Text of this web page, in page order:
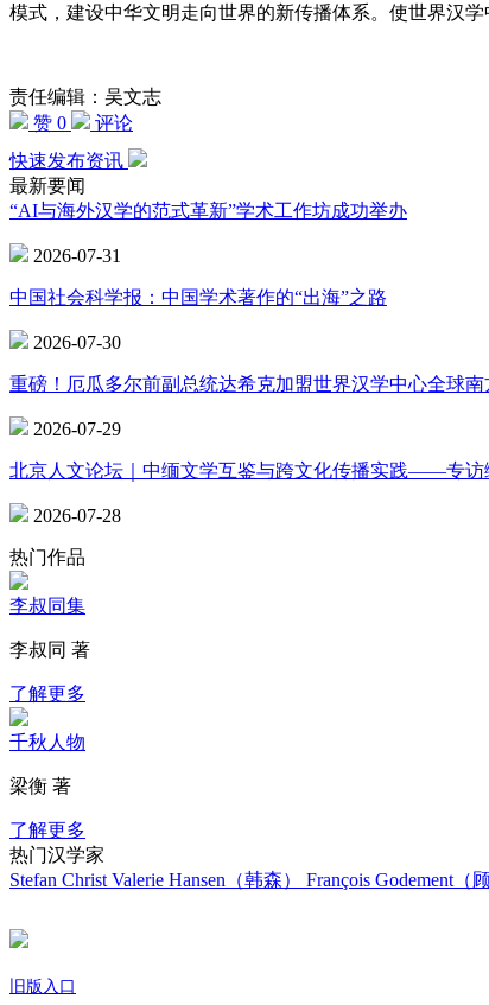
模式，建设中华文明走向世界的新传播体系。使世界汉
责任编辑：吴文志
赞 0
评论
快速发布资讯
最新要闻
“AI与海外汉学的范式革新”学术工作坊成功举办
2026-07-31
中国社会科学报：中国学术著作的“出海”之路
2026-07-30
重磅！厄瓜多尔前副总统达希克加盟世界汉学中心全球
2026-07-29
北京人文论坛｜中缅文学互鉴与跨文化传播实践——专访
2026-07-28
热门作品
李叔同集
李叔同 著
了解更多
千秋人物
梁衡 著
了解更多
热门汉学家
Stefan Christ Valerie Hansen（韩森） François Godement（
旧版入口